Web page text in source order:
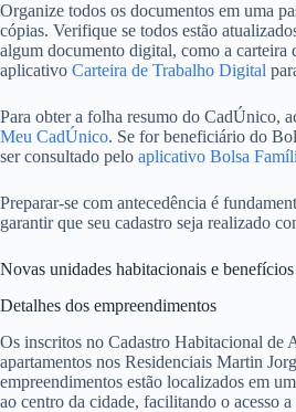
Organize todos os documentos em uma
cópias. Verifique se todos estão
algum documento digital, como a carteira
aplicativo Carteira de Trabalho Digital
Para obter a folha resumo do CadÚnico,
Meu CadÚnico. Se for beneficiário do
ser consultado pelo aplicativo Bolsa
Preparar-se com antecedência é
garantir que seu cadastro seja realizado
Novas unidades habitacionais e
Detalhes dos empreendimentos
Os inscritos no Cadastro Habitacional de
apartamentos nos Residenciais Martin
empreendimentos estão localizados em
ao centro da cidade, facilitando o acesso